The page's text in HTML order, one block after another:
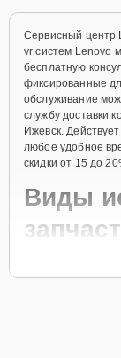
Сервисный центр
vr систем Lenovo
бесплатную
фиксированные
обслуживание
службу доставки
Ижевск.
любое удобное
скидки от 15 до
Виды
Для ремонта vr